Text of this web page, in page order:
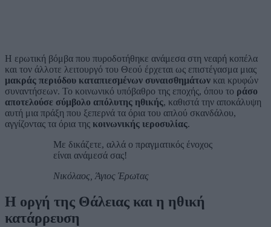
Η ερωτική βόμβα που πυροδοτήθηκε ανάμεσα στη νεαρή κοπέλα
και τον άλλοτε λειτουργό του Θεού έρχεται ως επιστέγασμα μιας
μακράς περιόδου καταπιεσμένων συναισθημάτων και κρυφών
συναντήσεων. Το κοινωνικό υπόβαθρο της εποχής, όπου το ράσο
αποτελούσε σύμβολο απόλυτης ηθικής, καθιστά την αποκάλυψη
αυτή μια πράξη που ξεπερνά τα όρια του απλού σκανδάλου,
αγγίζοντας τα όρια της κοινωνικής ιεροσυλίας.
Με δικάζετε, αλλά ο πραγματικός ένοχος
είναι ανάμεσά σας!
Νικόλαος, Άγιος Έρωτας
Η οργή της Θάλειας και η ηθική
κατάρρευση